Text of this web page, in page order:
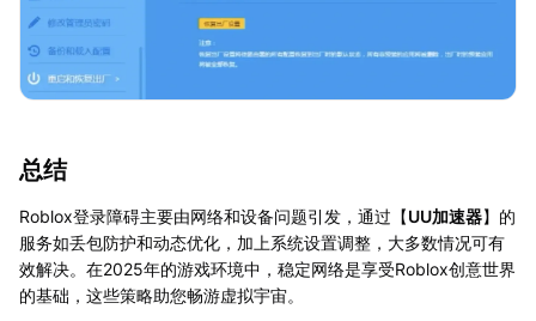
总结
Roblox登录障碍主要由网络和设备问题引发，通过【UU加速器】的
服务如丢包防护和动态优化，加上系统设置调整，大多数情况可有
效解决。在2025年的游戏环境中，稳定网络是享受Roblox创意世界
的基础，这些策略助您畅游虚拟宇宙。